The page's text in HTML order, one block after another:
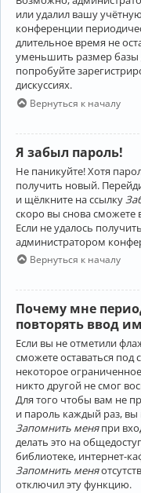
или удалил вашу
конференции
длительное время не
уменьшить размер базы
попробуйте
дискуссиях.
Вернуться к началу
Я забыл пароль!
Не паникуйте! Хотя
получить новый.
и щёлкните на ссылку
скоро вы снова
Если не удалось
администратором
Вернуться к началу
Почему мне
повторять ввод
Если вы не отметили
сможете оставаться
некоторое
никто другой не смог
Для того чтобы вам не
и пароль каждый раз,
Запомнить меняпри
делать это на
библиотеке, интернет-
Запомнить меня
отключил эту функцию.